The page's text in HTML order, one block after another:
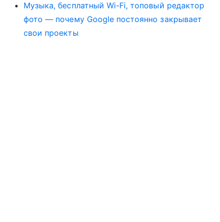
Музыка, бесплатный Wi-Fi, топовый редактор
фото — почему Google постоянно закрывает
свои проекты